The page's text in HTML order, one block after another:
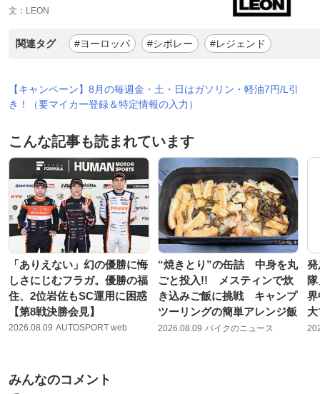
文：LEON
関連タグ #ヨーロッパ #シボレー #レジェンド
【キャンペーン】8月の毎週金・土・日はガソリン・軽油7円/L引
き！（要マイカー登録＆特定情報の入力）
こんな記事も読まれています
「ありえない」幻の優勝に悔
しさにじむフラガ。優勝の福
住、2位岩佐もSC運用に困惑
【第8戦決勝会見】
2026.08.09 AUTOSPORT web
“焼きとり”の缶詰 中身を丸
ごと投入!! メスティンで炊
き込みご飯に挑戦 キャンプ
ツーリングの簡単アレンジ飯
2026.08.09 バイクのニュース
発
みんなのコメント